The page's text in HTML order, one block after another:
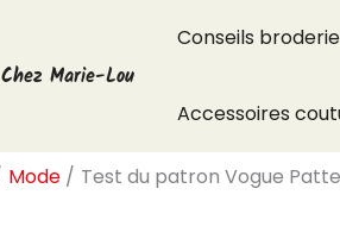
Chez Marie-Lou
Conseils broderie
Accessoires
Mode Test du patron Vogue